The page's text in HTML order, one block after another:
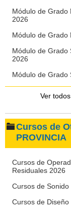
Módulo de Grado
2026
Módulo de Grado
Módulo de Grado
2026
Módulo de Grado
Ver
Cursos de
PROVINCIA
Cursos de
Residuales 2026
Cursos de
Cursos de